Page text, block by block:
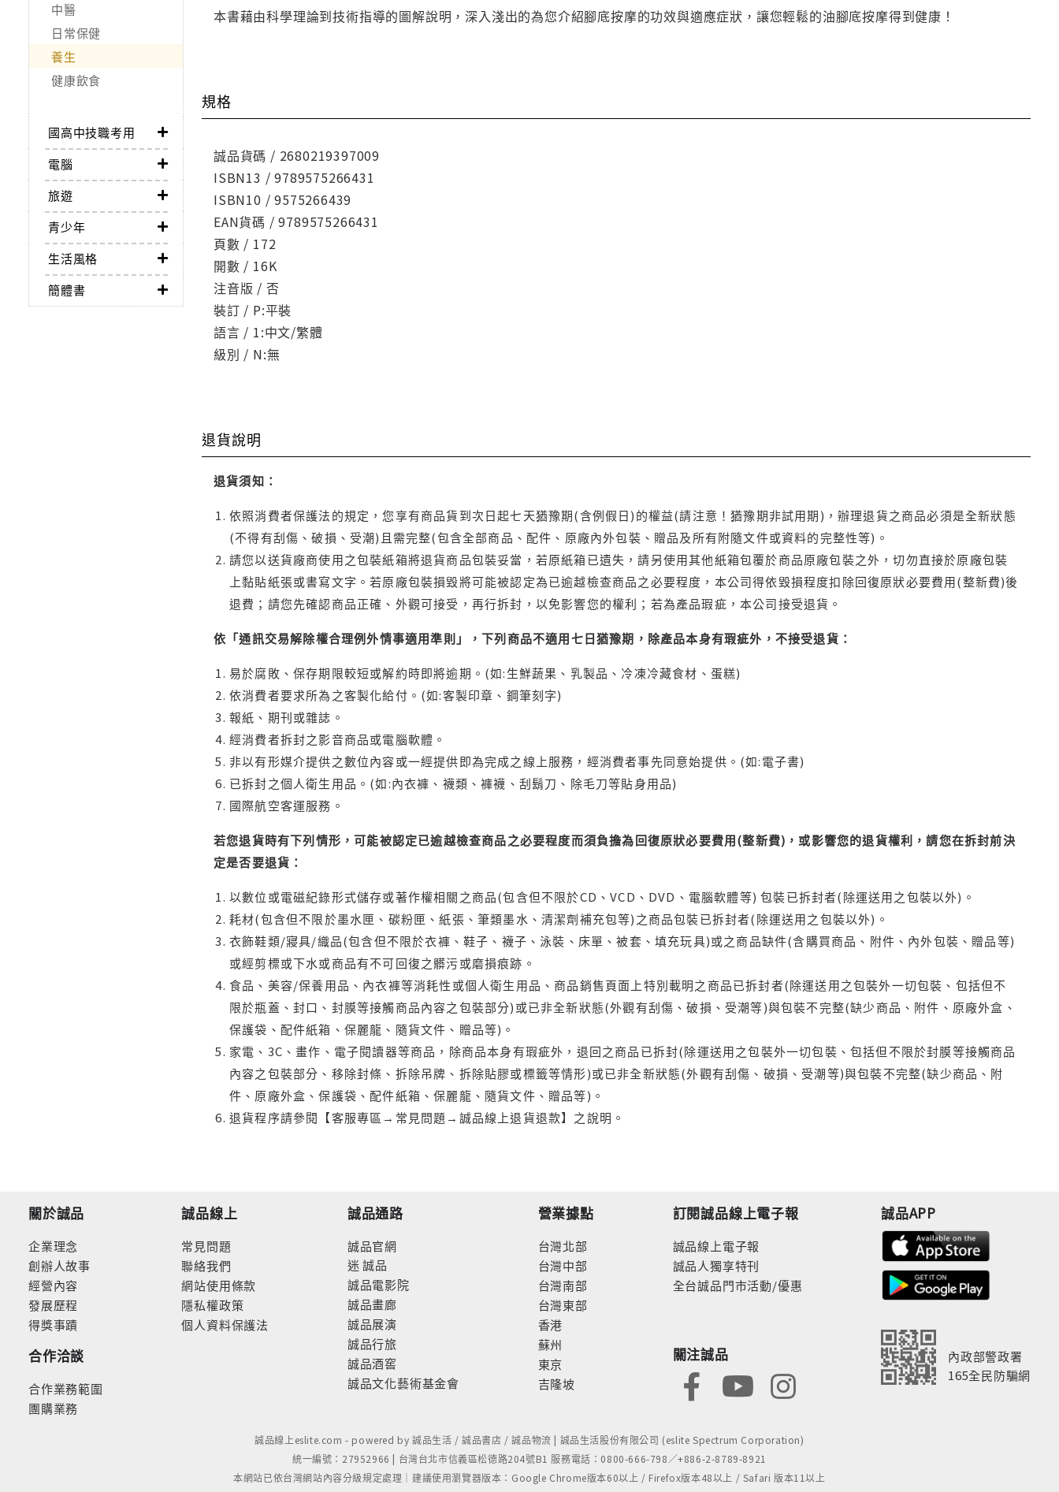
中醫
日常保健
養生
健康飲食
國高中技職考用
電腦
旅遊
青少年
生活風格
簡體書
本書藉由科學理論到技術指導的圖解說明，深入淺出的為您介紹腳底按摩的功效與適應症狀，讓您輕鬆的油腳底按摩得到健康！
規格
誠品貨碼 / 2680219397009
ISBN13 / 9789575266431
ISBN10 / 9575266439
EAN貨碼 / 9789575266431
頁數 / 172
開數 / 16K
注音版 / 否
裝訂 / P:平裝
語言 / 1:中文/繁體
級別 / N:無
退貨說明
退貨須知：
依照消費者保護法的規定，您享有商品貨到次日起七天猶豫期(含例假日)的權益(請注意！猶豫期非試用期)，辦理退貨之商品必須是全新狀態
(不得有刮傷、破損、受潮)且需完整(包含全部商品、配件、原廠內外包裝、贈品及所有附隨文件或資料的完整性等)。
請您以送貨廠商使用之包裝紙箱將退貨商品包裝妥當，若原紙箱已遺失，請另使用其他紙箱包覆於商品原廠包裝之外，切勿直接於原廠包裝
上黏貼紙張或書寫文字。若原廠包裝損毀將可能被認定為已逾越檢查商品之必要程度，本公司得依毀損程度扣除回復原狀必要費用(整新費)後
退費；請您先確認商品正確、外觀可接受，再行拆封，以免影響您的權利；若為產品瑕疵，本公司接受退貨。
依「通訊交易解除權合理例外情事適用準則」，下列商品不適用七日猶豫期，除產品本身有瑕疵外，不接受退貨：
易於腐敗、保存期限較短或解約時即將逾期。(如:生鮮蔬果、乳製品、冷凍冷藏食材、蛋糕)
依消費者要求所為之客製化給付。(如:客製印章、鋼筆刻字)
報紙、期刊或雜誌。
經消費者拆封之影音商品或電腦軟體。
非以有形媒介提供之數位內容或一經提供即為完成之線上服務，經消費者事先同意始提供。(如:電子書)
已拆封之個人衛生用品。(如:內衣褲、襪類、褲襪、刮鬍刀、除毛刀等貼身用品)
國際航空客運服務。
若您退貨時有下列情形，可能被認定已逾越檢查商品之必要程度而須負擔為回復原狀必要費用(整新費)，或影響您的退貨權利，請您在拆封前決
定是否要退貨：
以數位或電磁紀錄形式儲存或著作權相關之商品(包含但不限於CD、VCD、DVD、電腦軟體等) 包裝已拆封者(除運送用之包裝以外)。
耗材(包含但不限於墨水匣、碳粉匣、紙張、筆類墨水、清潔劑補充包等)之商品包裝已拆封者(除運送用之包裝以外)。
衣飾鞋類/寢具/織品(包含但不限於衣褲、鞋子、襪子、泳裝、床單、被套、填充玩具)或之商品缺件(含購買商品、附件、內外包裝、贈品等)
或經剪標或下水或商品有不可回復之髒污或磨損痕跡。
食品、美容/保養用品、內衣褲等消耗性或個人衛生用品、商品銷售頁面上特別載明之商品已拆封者(除運送用之包裝外一切包裝、包括但不
限於瓶蓋、封口、封膜等接觸商品內容之包裝部分)或已非全新狀態(外觀有刮傷、破損、受潮等)與包裝不完整(缺少商品、附件、原廠外盒、
保護袋、配件紙箱、保麗龍、隨貨文件、贈品等)。
家電、3C、畫作、電子閱讀器等商品，除商品本身有瑕疵外，退回之商品已拆封(除運送用之包裝外一切包裝、包括但不限於封膜等接觸商品
內容之包裝部分、移除封條、拆除吊牌、拆除貼膠或標籤等情形)或已非全新狀態(外觀有刮傷、破損、受潮等)與包裝不完整(缺少商品、附
件、原廠外盒、保護袋、配件紙箱、保麗龍、隨貨文件、贈品等)。
退貨程序請參閱【客服專區→常見問題→誠品線上退貨退款】之說明。
關於誠品
企業理念
創辦人故事
經營內容
發展歷程
得獎事蹟
合作洽談
合作業務範圍
團購業務
誠品線上
常見問題
聯絡我們
網站使用條款
隱私權政策
個人資料保護法
誠品通路
誠品官網
迷 誠品
誠品電影院
誠品畫廊
誠品展演
誠品行旅
誠品酒窖
誠品文化藝術基金會
營業據點
台灣北部
台灣中部
台灣南部
台灣東部
香港
蘇州
東京
吉隆坡
訂閱誠品線上電子報
誠品線上電子報
誠品人獨享特刊
全台誠品門市活動/優惠
關注誠品
誠品APP
內政部警政署
165全民防騙網
誠品線上eslite.com - powered by 誠品生活 / 誠品書店 / 誠品物流 | 誠品生活股份有限公司 (eslite Spectrum Corporation)
統一編號：27952966 | 台灣台北市信義區松德路204號B1 服務電話：0800-666-798／+886-2-8789-8921
本網站已依台灣網站內容分級規定處理｜建議使用瀏覽器版本：Google Chrome版本60以上 / Firefox版本48以上 / Safari 版本11以上